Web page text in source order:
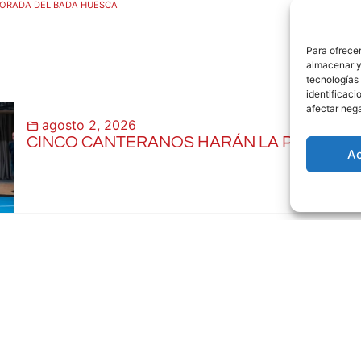
Para
almacenar
tecnologías
afectar
DEL BADA HUESCA
agosto 2, 2026
CINCO CANTERANOS HARÁN LA